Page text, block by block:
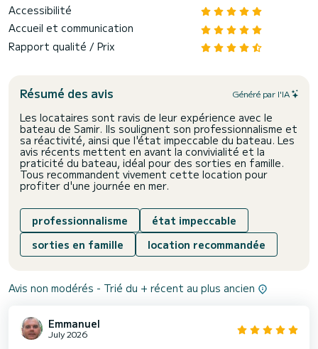
Accessibilité
Accueil et communication
Rapport qualité / Prix
Résumé des avis Généré par l'IA
Les locataires sont ravis de leur expérience avec le
bateau de Samir. Ils soulignent son professionnalisme et
sa réactivité, ainsi que l'état impeccable du bateau. Les
avis récents mettent en avant la convivialité et la
praticité du bateau, idéal pour des sorties en famille.
Tous recommandent vivement cette location pour
profiter d'une journée en mer.
professionnalisme
état impeccable
sorties en famille
location recommandée
Avis non modérés - Trié du + récent au plus ancien
Emmanuel
July 2026